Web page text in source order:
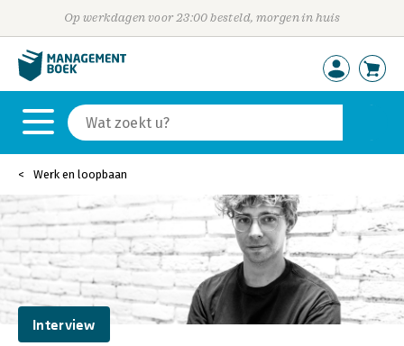
Op werkdagen voor 23:00 besteld, morgen in huis
Werk en loopbaan
Interview